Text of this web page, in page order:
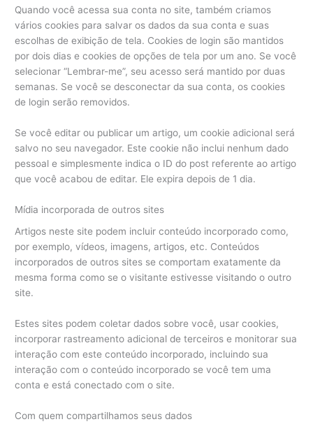
Quando você acessa sua conta no site, também criamos
vários cookies para salvar os dados da sua conta e suas
escolhas de exibição de tela. Cookies de login são mantidos
por dois dias e cookies de opções de tela por um ano. Se você
selecionar “Lembrar-me”, seu acesso será mantido por duas
semanas. Se você se desconectar da sua conta, os cookies
de login serão removidos.
Se você editar ou publicar um artigo, um cookie adicional será
salvo no seu navegador. Este cookie não inclui nenhum dado
pessoal e simplesmente indica o ID do post referente ao artigo
que você acabou de editar. Ele expira depois de 1 dia.
Mídia incorporada de outros sites
Artigos neste site podem incluir conteúdo incorporado como,
por exemplo, vídeos, imagens, artigos, etc. Conteúdos
incorporados de outros sites se comportam exatamente da
mesma forma como se o visitante estivesse visitando o outro
site.
Estes sites podem coletar dados sobre você, usar cookies,
incorporar rastreamento adicional de terceiros e monitorar sua
interação com este conteúdo incorporado, incluindo sua
interação com o conteúdo incorporado se você tem uma
conta e está conectado com o site.
Com quem compartilhamos seus dados